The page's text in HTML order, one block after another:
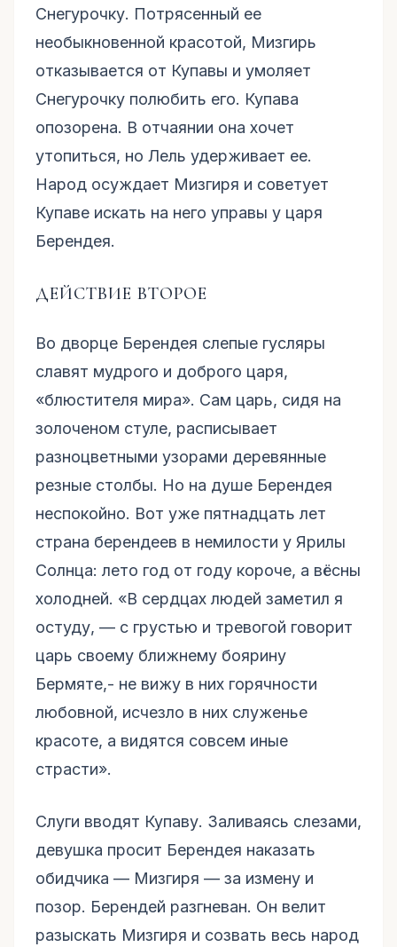
Снегурочку. Потрясенный ее
необыкновенной красотой, Мизгирь
отказывается от Купавы и умоляет
Снегурочку полюбить его. Купава
опозорена. В отчаянии она хочет
утопиться, но Лель удерживает ее.
Народ осуждает Мизгиря и советует
Купаве искать на него управы у царя
Берендея.
ДЕЙСТВИЕ ВТОРОЕ
Во дворце Берендея слепые гусляры
славят мудрого и доброго царя,
«блюстителя мира». Сам царь, сидя на
золоченом стуле, расписывает
разноцветными узорами деревянные
резные столбы. Но на душе Берендея
неспокойно. Вот уже пятнадцать лет
страна берендеев в немилости у Ярилы
Солнца: лето год от году короче, а вёсны
холодней. «В сердцах людей заметил я
остуду, — с грустью и тревогой говорит
царь своему ближнему боярину
Бермяте,- не вижу в них горячности
любовной, исчезло в них служенье
красоте, а видятся совсем иные
страсти».
Слуги вводят Купаву. Заливаясь слезами,
девушка просит Берендея наказать
обидчика — Мизгиря — за измену и
позор. Берендей разгневан. Он велит
разыскать Мизгиря и созвать весь народ